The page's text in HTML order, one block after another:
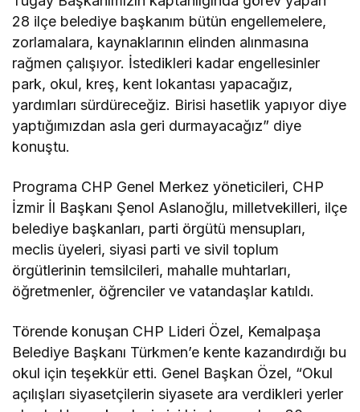
28 ilçe belediye başkanım bütün engellemelere,
zorlamalara, kaynaklarının elinden alınmasına
rağmen çalışıyor. İstedikleri kadar engellesinler
park, okul, kreş, kent lokantası yapacağız,
yardımları sürdüreceğiz. Birisi hasetlik yapıyor diye
yaptığımızdan asla geri durmayacağız” diye
konuştu.
Programa CHP Genel Merkez yöneticileri, CHP
İzmir İl Başkanı Şenol Aslanoğlu, milletvekilleri, ilçe
belediye başkanları, parti örgütü mensupları,
meclis üyeleri, siyasi parti ve sivil toplum
örgütlerinin temsilcileri, mahalle muhtarları,
öğretmenler, öğrenciler ve vatandaşlar katıldı.
Törende konuşan CHP Lideri Özel, Kemalpaşa
Belediye Başkanı Türkmen’e kente kazandırdığı bu
okul için teşekkür etti. Genel Başkan Özel, “Okul
açılışları siyasetçilerin siyasete ara verdikleri yerler